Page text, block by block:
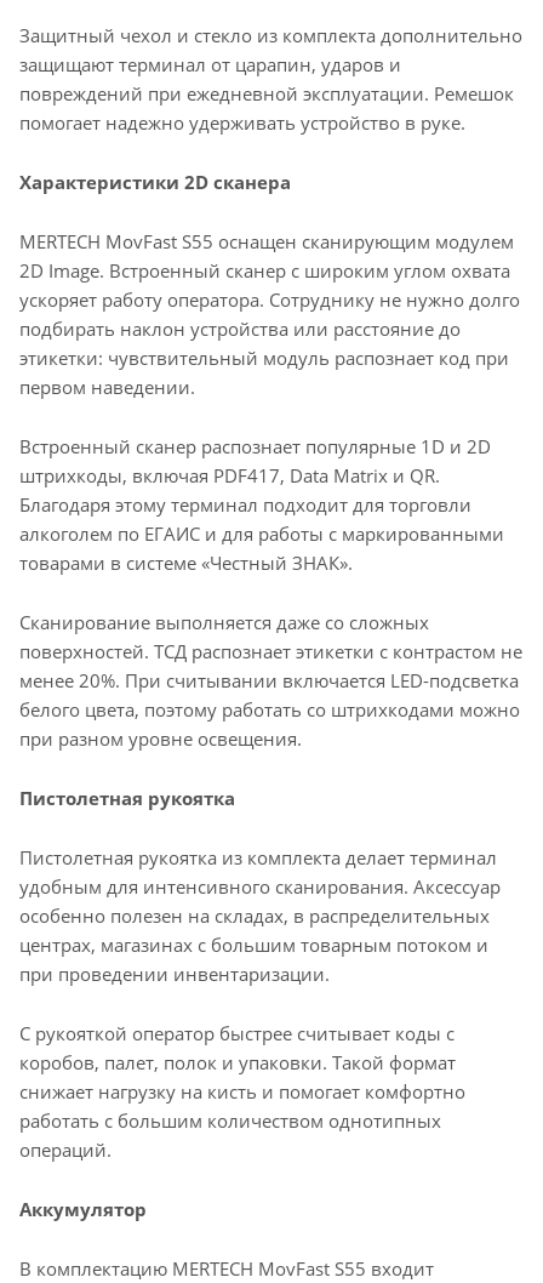
Защитный чехол и стекло из комплекта дополнительно
защищают терминал от царапин, ударов и
повреждений при ежедневной эксплуатации. Ремешок
помогает надежно удерживать устройство в руке.
Характеристики 2D сканера
MERTECH MovFast S55 оснащен сканирующим модулем
2D Image. Встроенный сканер с широким углом охвата
ускоряет работу оператора. Сотруднику не нужно долго
подбирать наклон устройства или расстояние до
этикетки: чувствительный модуль распознает код при
первом наведении.
Встроенный сканер распознает популярные 1D и 2D
штрихкоды, включая PDF417, Data Matrix и QR.
Благодаря этому терминал подходит для торговли
алкоголем по ЕГАИС и для работы с маркированными
товарами в системе «Честный ЗНАК».
Сканирование выполняется даже со сложных
поверхностей. ТСД распознает этикетки с контрастом не
менее 20%. При считывании включается LED-подсветка
белого цвета, поэтому работать со штрихкодами можно
при разном уровне освещения.
Пистолетная рукоятка
Пистолетная рукоятка из комплекта делает терминал
удобным для интенсивного сканирования. Аксессуар
особенно полезен на складах, в распределительных
центрах, магазинах с большим товарным потоком и
при проведении инвентаризации.
С рукояткой оператор быстрее считывает коды с
коробов, палет, полок и упаковки. Такой формат
снижает нагрузку на кисть и помогает комфортно
работать с большим количеством однотипных
операций.
Аккумулятор
В комплектацию MERTECH MovFast S55 входит